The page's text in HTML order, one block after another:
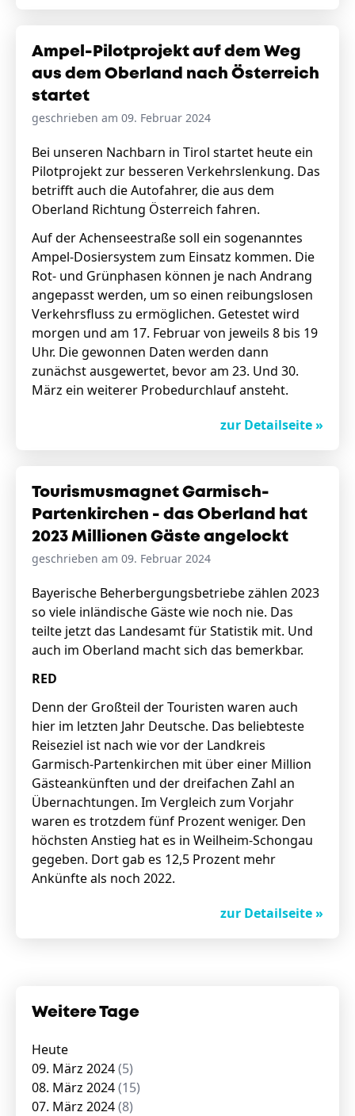
Ampel-Pilotprojekt auf dem Weg
aus dem Oberland nach Österreich
startet
geschrieben am 09. Februar 2024
Bei unseren Nachbarn in Tirol startet heute ein
Pilotprojekt zur besseren Verkehrslenkung. Das
betrifft auch die Autofahrer, die aus dem
Oberland Richtung Österreich fahren.
Auf der Achenseestraße soll ein sogenanntes
Ampel-Dosiersystem zum Einsatz kommen. Die
Rot- und Grünphasen können je nach Andrang
angepasst werden, um so einen reibungslosen
Verkehrsfluss zu ermöglichen. Getestet wird
morgen und am 17. Februar von jeweils 8 bis 19
Uhr. Die gewonnen Daten werden dann
zunächst ausgewertet, bevor am 23. Und 30.
März ein weiterer Probedurchlauf ansteht.
zur Detailseite »
Tourismusmagnet Garmisch-
Partenkirchen - das Oberland hat
2023 Millionen Gäste angelockt
geschrieben am 09. Februar 2024
Bayerische Beherbergungsbetriebe zählen 2023
so viele inländische Gäste wie noch nie. Das
teilte jetzt das Landesamt für Statistik mit. Und
auch im Oberland macht sich das bemerkbar.
RED
Denn der Großteil der Touristen waren auch
hier im letzten Jahr Deutsche. Das beliebteste
Reiseziel ist nach wie vor der Landkreis
Garmisch-Partenkirchen mit über einer Million
Gästeankünften und der dreifachen Zahl an
Übernachtungen. Im Vergleich zum Vorjahr
waren es trotzdem fünf Prozent weniger. Den
höchsten Anstieg hat es in Weilheim-Schongau
gegeben. Dort gab es 12,5 Prozent mehr
Ankünfte als noch 2022.
zur Detailseite »
Weitere Tage
Heute
09. März 2024(5)
08. März 2024(15)
07. März 2024(8)